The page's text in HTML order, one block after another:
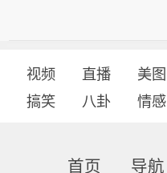
视频 直播 美图
搞笑
八卦 情感
首页 导航